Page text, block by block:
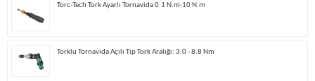
Torc-Tech Tork Ayarlı Tornavida 0.1 N.m-10 N.m
Torklu Tornavida Açılı Tip Tork Aralığı: 3.0 - 8.8 Nm